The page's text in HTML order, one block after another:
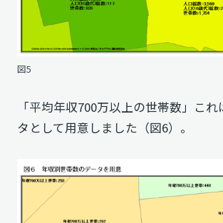
図5
「平均年収700万以上の世帯数」こ
タとして用意しました（図6）。